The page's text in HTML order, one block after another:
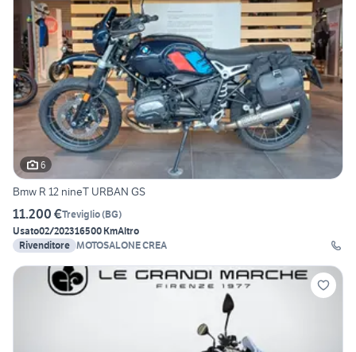
6
Bmw R 12 nineT URBAN GS
11.200 €Treviglio(BG)
Usato02/202316500 KmAltro
Rivenditore MOTOSALONE CREA